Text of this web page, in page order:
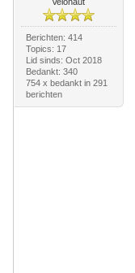
Berichten: 414
Topics: 17
Lid sinds: Oct 2018
Bedankt: 340
754 x bedankt in 291
berichten